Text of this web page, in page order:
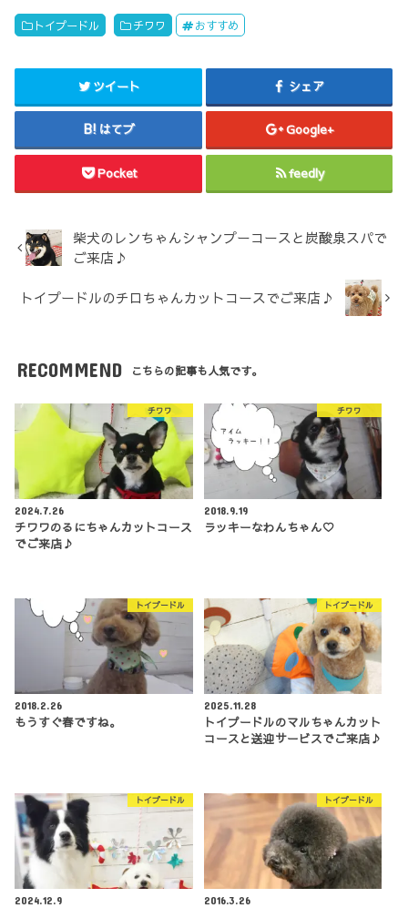
トイプードル チワワ おすすめ
ツイート シェア
はてブ Google+
Pocket feedly
柴犬のレンちゃんシャンプーコースと炭酸泉スパで
ご来店♪
トイプードルのチロちゃんカットコースでご来店♪
RECOMMEND こちらの記事も人気です。
チワワ
2024.7.26
チワワのるにちゃんカットコース
でご来店♪
チワワ
2018.9.19
ラッキーなわんちゃん♡
トイプードル
2018.2.26
もうすぐ春ですね。
トイプードル
2025.11.28
トイプードルのマルちゃんカット
コースと送迎サービスでご来店♪
トイプードル
2024.12.9
トイプードル
2016.3.26